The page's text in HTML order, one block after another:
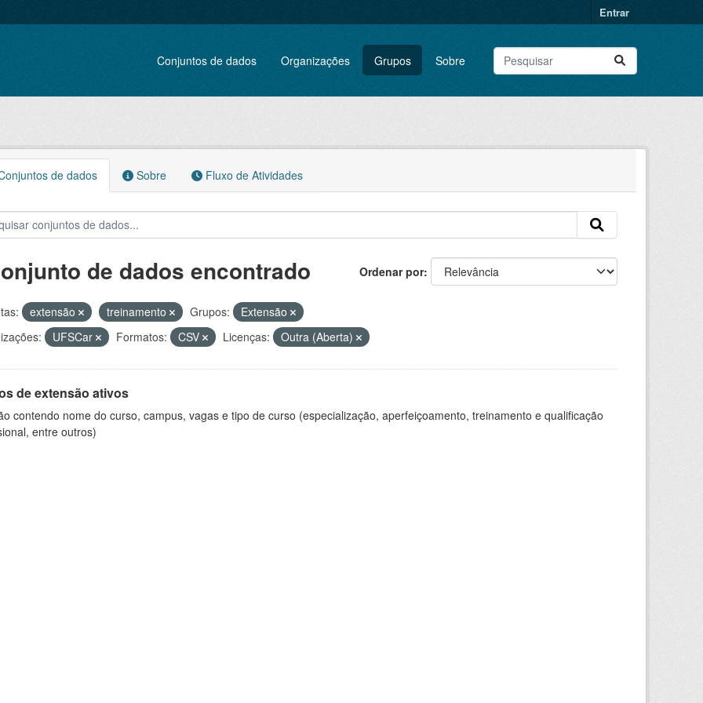
Entrar
Conjuntos de dados Organizações Grupos Sobre
de dados Sobre Fluxo de Atividades
Ordenar por
de dados encontrado
extensão treinamento Grupos:
Extensão
UFSCar Formatos: CSV Licenças: Outra (Aberta)
de extensão ativos
contendo nome do curso, campus, vagas e tipo de curso (especialização, aperfeiçoamento, treinamento e qualificação
entre outros)